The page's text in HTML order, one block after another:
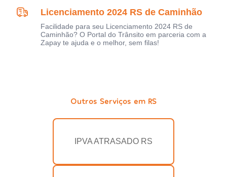
Licenciamento 2024 RS de Caminhão
Facilidade para seu Licenciamento 2024 RS de
Caminhão? O Portal do Trânsito em parceria com a
Zapay te ajuda e o melhor, sem filas!
Outros Serviços em RS
IPVA ATRASADO RS